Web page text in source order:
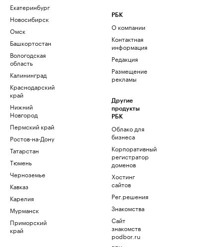
Екатеринбург
Новосибирск
Омск
Башкортостан
Вологодская
область
Калининград
Краснодарский
край
Нижний
Новгород
Пермский край
Ростов-на-Дону
Татарстан
Тюмень
Черноземье
Кавказ
Карелия
Мурманск
Приморский
край
РБК
О компании
Контактная
информация
Редакция
Размещение
рекламы
Другие
продукты
РБК
Облако для
бизнеса
Корпоративный
регистратор
доменов
Хостинг
сайтов
Рег.решения
Знакомства
Сайт
знакомств
podbor.ru